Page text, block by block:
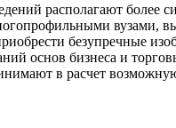
располагают
безупречные
основ бизнеса и
в расчет